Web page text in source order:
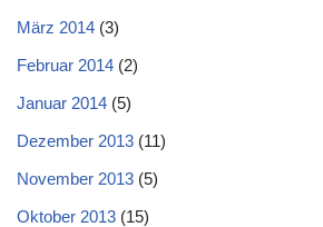
März 2014 (3)
Februar 2014 (2)
Januar 2014 (5)
Dezember 2013 (11)
November 2013 (5)
Oktober 2013 (15)